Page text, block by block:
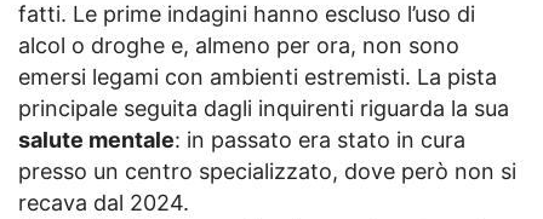
fatti. Le prime indagini hanno escluso l’uso di
alcol o droghe e, almeno per ora, non sono
emersi legami con ambienti estremisti. La pista
principale seguita dagli inquirenti riguarda la sua
salute mentale: in passato era stato in cura
presso un centro specializzato, dove però non si
recava dal 2024.